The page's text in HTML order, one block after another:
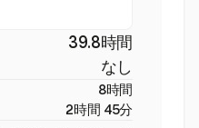
39.8時間
なし
8時間
2時間 45分